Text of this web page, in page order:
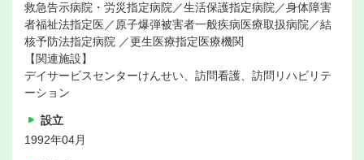
救急告示病院・労災指定病院／生活保護指定病院／身体障害
者福祉法指定医／原子爆弾被害者一般疾病医療取扱病院／結
核予防法指定病院 ／更生医療指定医療機関
【関連施設】
デイサービスセンターけんせい、訪問看護、訪問リハビリテ
ーション
設立
1992年04月